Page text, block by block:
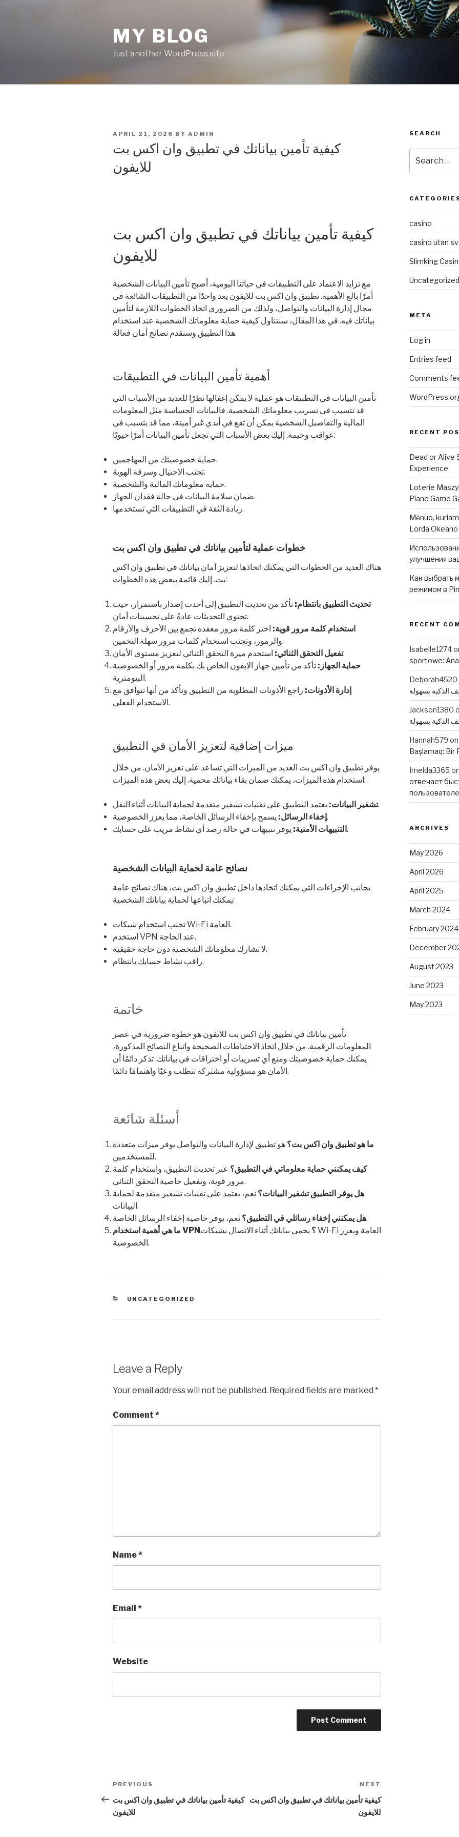
MY BLOG
Just another WordPress site
POSTED
APRIL 21, 2026 BY ADMIN
كيفية تأمين بياناتك في تطبيق وان اكس بت
للايفون
كيفية تأمين بياناتك في تطبيق وان اكس بت
للايفون
مع تزايد الاعتماد على التطبيقات في حياتنا اليومية، أصبح تأمين البيانات الشخصية
أمرًا بالغ الأهمية. تطبيق وان اكس بت للايفون يعد واحدًا من التطبيقات الشائعة في
مجال إدارة البيانات والتواصل، ولذلك من الضروري اتخاذ الخطوات اللازمة لتأمين
بياناتك فيه. في هذا المقال، سنتناول كيفية حماية معلوماتك الشخصية عند استخدام
هذا التطبيق وسنقدم نصائح أمان فعالة.
أهمية تأمين البيانات في التطبيقات
تأمين البيانات في التطبيقات هو عملية لا يمكن إغفالها نظرًا للعديد من الأسباب التي
قد تتسبب في تسريب معلوماتك الشخصية. فالبيانات الحساسة مثل المعلومات
المالية والتفاصيل الشخصية يمكن أن تقع في أيدي غير أمينة، مما قد يتسبب في
عواقب وخيمة. إليك بعض الأسباب التي تجعل تأمين البيانات أمرًا حيويًا:
حماية خصوصيتك من المهاجمين.
تجنب الاحتيال وسرقة الهوية.
حماية معلوماتك المالية والشخصية.
ضمان سلامة البيانات في حالة فقدان الجهاز.
زيادة الثقة في التطبيقات التي تستخدمها.
خطوات عملية لتأمين بياناتك في تطبيق وان اكس بت
هناك العديد من الخطوات التي يمكنك اتخاذها لتعزيز أمان بياناتك في تطبيق وان اكس
بت. إليك قائمة ببعض هذه الخطوات:
تحديث التطبيق بانتظام: تأكد من تحديث التطبيق إلى أحدث إصدار باستمرار، حيث
تحتوي التحديثات عادةً على تحسينات أمان.
استخدام كلمة مرور قوية: اختر كلمة مرور معقدة تجمع بين الأحرف والأرقام
والرموز، وتجنب استخدام كلمات مرور سهلة التخمين.
تفعيل التحقق الثنائي:استخدم ميزة التحقق الثنائي لتعزيز مستوى الأمان.
حماية الجهاز: تأكد من تأمين جهاز الايفون الخاص بك بكلمة مرور أو الخصوصية
البيومترية.
إدارة الأذونات: راجع الأذونات المطلوبة من التطبيق وتأكد من أنها تتوافق مع
الاستخدام الفعلي.
ميزات إضافية لتعزيز الأمان في التطبيق
يوفر تطبيق وان اكس بت العديد من الميزات التي تساعد على تعزيز الأمان. من خلال
استخدام هذه الميزات، يمكنك ضمان بقاء بياناتك محمية. إليك بعض هذه الميزات:
تشفير البيانات:يعتمد التطبيق على تقنيات تشفير متقدمة لحماية البيانات أثناء النقل.
إخفاء الرسائل:يسمح بإخفاء الرسائل الخاصة، مما يعزز الخصوصية.
التنبيهات الأمنية: يوفر تنبيهات في حالة رصد أي نشاط مريب على حسابك.
نصائح عامة لحماية البيانات الشخصية
بجانب الإجراءات التي يمكنك اتخاذها داخل تطبيق وان اكس بت، هناك نصائح عامة
يمكنك اتباعها لحماية بياناتك الشخصية:
تجنب استخدام شبكات Wi-Fi العامة.
استخدم VPN عند الحاجة.
لا تشارك معلوماتك الشخصية دون حاجة حقيقية.
راقب نشاط حسابك بانتظام.
خاتمة
تأمين بياناتك في تطبيق وان اكس بت للايفون هو خطوة ضرورية في عصر
المعلومات الرقمية. من خلال اتخاذ الاحتياطات الصحيحة واتباع النصائح المذكورة،
يمكنك حماية خصوصيتك ومنع أي تسريبات أو اختراقات في بياناتك. تذكر دائمًا أن
الأمان هو مسؤولية مشتركة تتطلب وعيًا واهتمامًا دائمًا.
أسئلة شائعة
ما هو تطبيق وان اكس بت؟ هو تطبيق لإدارة البيانات والتواصل يوفر ميزات متعددة
للمستخدمين.
كيف يمكنني حماية معلوماتي في التطبيق؟ عبر تحديث التطبيق، واستخدام كلمة
مرور قوية، وتفعيل خاصية التحقق الثنائي.
هل يوفر التطبيق تشفير البيانات؟ نعم، يعتمد على تقنيات تشفير متقدمة لحماية
البيانات.
هل يمكنني إخفاء رسائلي في التطبيق؟نعم، يوفر خاصية إخفاء الرسائل الخاصة.
ما هي أهمية استخدام VPN؟ يحمي بياناتك أثناء الاتصال بشبكات Wi-Fi العامة ويعزز
الخصوصية.
CATEGORIES
UNCATEGORIZED
Leave a Reply
Your email address will not be published. Required fields are marked *
Comment *
Name*
Email *
Website
Post
navigation
Previous
Post
PREVIOUS
كيفية تأمين بياناتك في تطبيق وان اكس بت
للايفون
Post
NEXT
كيفية تأمين بياناتك في تطبيق وان اكس بت
للايفون
SEARCH
for:
casino
casino utan
Slimking
Uncategorized
META
Log in
Entries feed
Comments
RECENT
Dead or Alive
Experience
Loterie
Plane Game
Mėnuo,
Lorda Okeano
улучшения
Как выбрать
режимом в
RECENT
Isabelle1274
sportowe:
Deborah4520
الذكية بسهولة
Jackson1380
الذكية بسهولة
Hannah579
Başlamaq: Bir
Imelda3365
отвечает
ARCHIVES
May 2026
April 2026
April 2025
March 2024
February 2024
December
August 2023
June 2023
May 2023